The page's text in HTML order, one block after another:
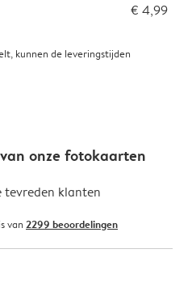
€ 4,99
kunnen de leveringstijden
onze fotokaarten
tevreden klanten
van 2299 beoordelingen